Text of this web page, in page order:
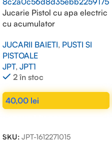
Jucarie Pistol cu apa electric
cu acumulator
JUCARII BAIETI, PUSTI SI
PISTOALE
JPT, JPT1
2 în stoc
40,00 lei
SKU: JPT-1612271015